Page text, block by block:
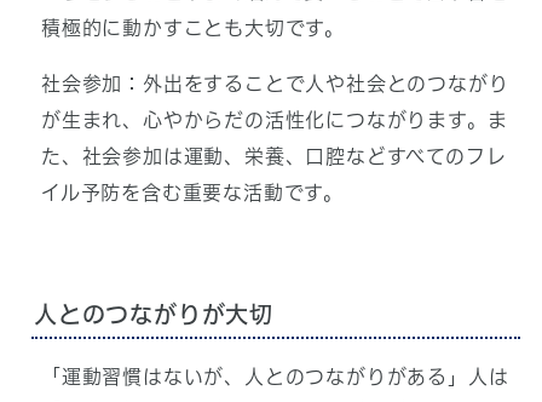
積極的に動かすことも大切です。
社会参加：外出をすることで人や社会とのつながり
が生まれ、心やからだの活性化につながります。ま
た、社会参加は運動、栄養、口腔などすべてのフレ
イル予防を含む重要な活動です。
人とのつながりが大切
「運動習慣はないが、人とのつながりがある」人は